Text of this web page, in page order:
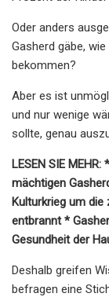
Oder anders
Gasherd gäbe,
bekommen?
Aber es ist
und nur wenige
sollte, genau
LESEN SIE
mächtigen
Kulturkrieg um
entbrannt *
Gesundheit der
Deshalb greifen
befragen eine